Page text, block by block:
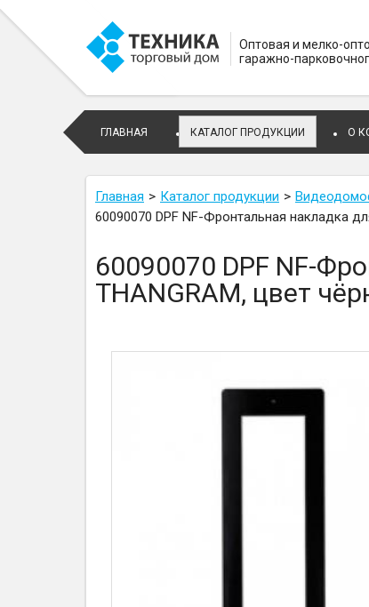
Оптовая и мелко-
гаражно-
ГЛАВНАЯ КАТАЛОГ ПРОДУКЦИИ О
Главная Каталог продукции
60090070 DPF NF-Фронтальная накладка
60090070 DPF NF-
THANGRAM, цвет